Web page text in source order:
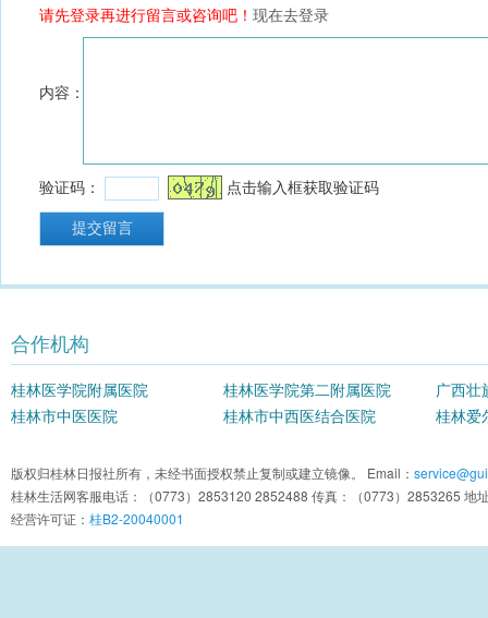
合作机构
桂林医学院附属医院 桂林医学院第二附属医院
广西壮
院
桂林市中医医院 桂林市中西医结合医院 桂林爱
版权归桂林日报社所有，未经书面授权禁止复制或建立镜像。 Email：
桂林生活网客服电话：（0773）2853120 2852488 传真：（0773）2853265 地
经营许可证： 桂B2-20040001